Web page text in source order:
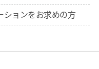
ションをお求めの方